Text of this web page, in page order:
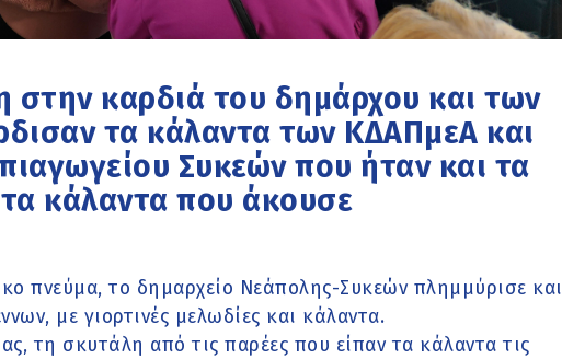
στην καρδιά του δημάρχου και των
τα κάλαντα των ΚΔΑΠμεΑ και
Συκεών που ήταν και τα
κάλαντα που άκουσε
πνεύμα, το δημαρχείο Νεάπολης-Συκεών πλημμύρισε και
με γιορτινές μελωδίες και κάλαντα.
τη σκυτάλη από τις παρέες που είπαν τα κάλαντα τις